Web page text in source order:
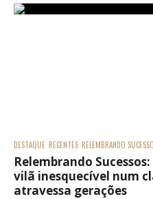
DESTAQUE RECENTES RELEMBRANDO
Relembrando
vilã inesquecível num
atravessa gerações